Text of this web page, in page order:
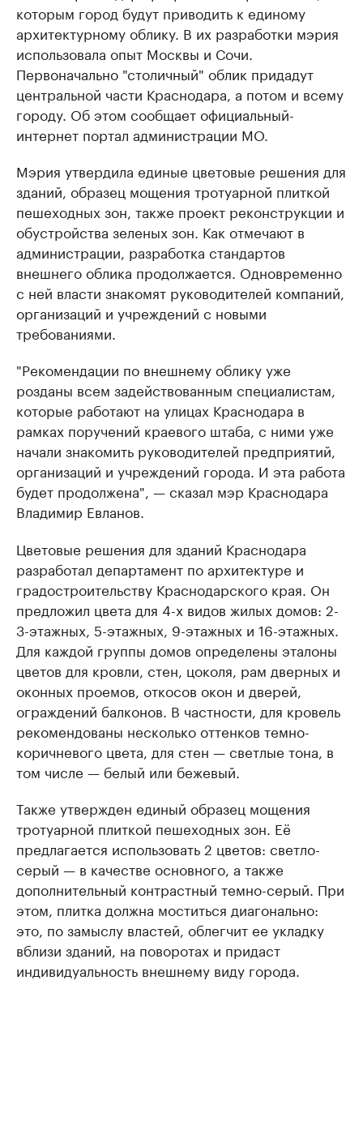
которым город будут приводить к единому
архитектурному облику. В их разработки мэрия
использовала опыт Москвы и Сочи.
Первоначально "столичный" облик придадут
центральной части Краснодара, а потом и всему
городу. Об этом сообщает официальный-
интернет портал администрации МО.
Мэрия утвердила единые цветовые решения для
зданий, образец мощения тротуарной плиткой
пешеходных зон, также проект реконструкции и
обустройства зеленых зон. Как отмечают в
администрации, разработка стандартов
внешнего облика продолжается. Одновременно
с ней власти знакомят руководителей компаний,
организаций и учреждений с новыми
требованиями.
"Рекомендации по внешнему облику уже
розданы всем задействованным специалистам,
которые работают на улицах Краснодара в
рамках поручений краевого штаба, с ними уже
начали знакомить руководителей предприятий,
организаций и учреждений города. И эта работа
будет продолжена", — сказал мэр Краснодара
Владимир Евланов.
Цветовые решения для зданий Краснодара
разработал департамент по архитектуре и
градостроительству Краснодарского края. Он
предложил цвета для 4-х видов жилых домов: 2-
3-этажных, 5-этажных, 9-этажных и 16-этажных.
Для каждой группы домов определены эталоны
цветов для кровли, стен, цоколя, рам дверных и
оконных проемов, откосов окон и дверей,
ограждений балконов. В частности, для кровель
рекомендованы несколько оттенков темно-
коричневого цвета, для стен — светлые тона, в
том числе — белый или бежевый.
Также утвержден единый образец мощения
тротуарной плиткой пешеходных зон. Её
предлагается использовать 2 цветов: светло-
серый — в качестве основного, а также
дополнительный контрастный темно-серый. При
этом, плитка должна моститься диагонально:
это, по замыслу властей, облегчит ее укладку
вблизи зданий, на поворотах и придаст
индивидуальность внешнему виду города.